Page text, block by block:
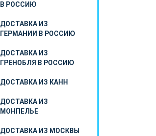
В РОССИЮ
ДОСТАВКА ИЗ
ГЕРМАНИИ В РОССИЮ
ДОСТАВКА ИЗ
ГРЕНОБЛЯ В РОССИЮ
ДОСТАВКА ИЗ КАНН
ДОСТАВКА ИЗ
МОНПЕЛЬЕ
ДОСТАВКА ИЗ МОСКВЫ